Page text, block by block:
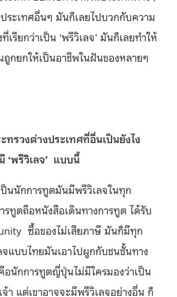
ระเทศอื่นๆ มันก็เลยไปบวกกับความ
เรียกว่าเป็น ‘พรีวิเลจ’ มันก็เลยทำให้
กยกให้เป็นอาชีพในฝันของหลายๆ
ทรวงต่างประเทศที่อื่นเป็นยังไง
‘พรีวิเลจ’ แบบนี้
นนักการทูตมันมีพรีวิเลจในทุก
รทูตถือหนังสือเดินทางการทูต ได้รับ
ซื้อของไม่เสียภาษี มันก็มีทุก
แบบไทยมันเอาไปผูกกับชนชั้นทาง
นักการทูตญี่ปุ่นไม่มีใครมองว่าเป็น
า แต่เขาอาจจะมีพรีวิเลจอย่างอื่น ก็